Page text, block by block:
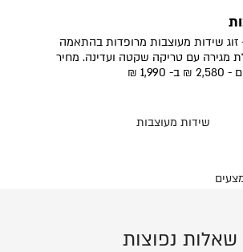
שידות מעוצבות מרופדות בהתאמה
מגירה עם טריקה שקטה ועדינה. מחיר
₪
שאלות נפוצות